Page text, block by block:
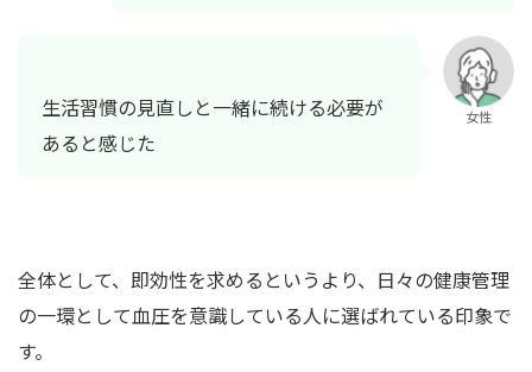
生活習慣の見直しと一緒に続ける必要が
あると感じた
女性
全体として、即効性を求めるというより、日々の健康管理
の一環として血圧を意識している人に選ばれている印象で
す。